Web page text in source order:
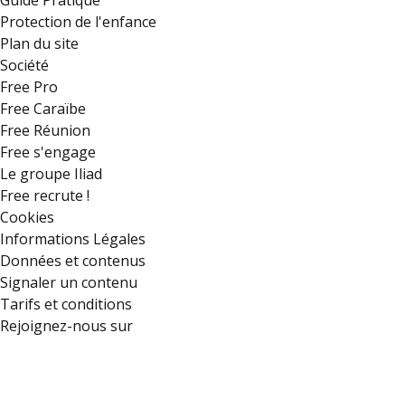
Protection de l'enfance
Plan du site
Société
Free Pro
Free Caraïbe
Free Réunion
Free s'engage
Le groupe Iliad
Free recrute !
Cookies
Informations Légales
Données et contenus
Signaler un contenu
Tarifs et conditions
Rejoignez-nous sur